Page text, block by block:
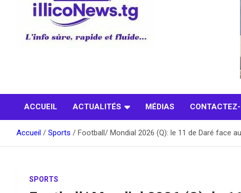
ACCUEIL ACTUALITÉS MÉDIAS
Accueil Sports Football/ Mondial 2026 (Q): le 11 de Daré face
SPORTS